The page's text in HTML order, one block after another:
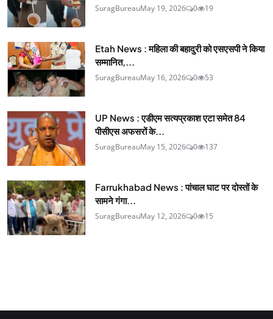
SuragBureauMay 19, 2026 0 19
Etah News : महिला की बहादुरी को एसएसपी ने किया
सम्मानित,...
SuragBureauMay 16, 2026 0 53
UP News : एडीएम सत्यप्रकाश एटा समेत 84
पीसीएस अफसरों के...
SuragBureauMay 15, 2026 0 137
Farrukhabad News : पांचाल घाट पर दोस्तों के
सामने गंगा...
SuragBureauMay 12, 2026 0 15